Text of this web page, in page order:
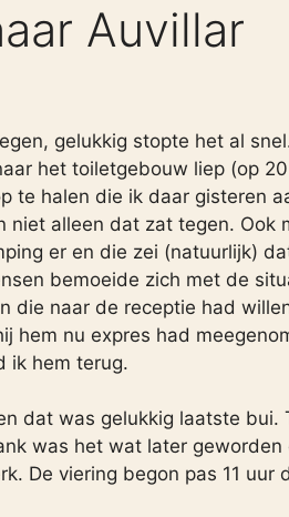
Auvillar
gelukkig stopte het al
het toiletgebouw liep (op
te halen die ik daar gisteren
niet alleen dat zat tegen. Ook
er en die zei (natuurlijk)
bemoeide zich met de
die naar de receptie had
hem nu expres had
ik hem terug.
dat was gelukkig laatste bui.
was het wat later geworden
De viering begon pas 11 uur